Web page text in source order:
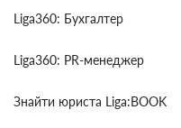
Liga360: Бухгалтер
Liga360: PR-менеджер
Знайти юриста Liga:BOOK